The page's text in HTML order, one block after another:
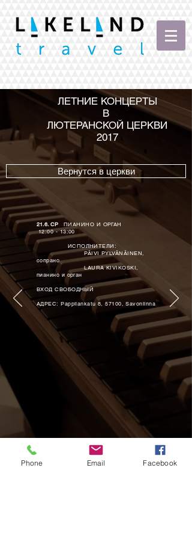
ЛЕТНИЕ КОНЦЕРТЫ
В
ЛЮТЕРАНСКОЙ ЦЕРКВИ
2017
21.6. СР
ПИАНИНО И ОРГАН
12:00 - 13:00
ИСПОЛНИТЕЛИ:
PÄIVI PYLVÄNÄINEN,
сопрано
LAURA KIVIKOSKI,
пианино и орган
ВХОД СВОБОДНЫЙ
АДРЕС: Pappilankatu 8, 57100, Savonlinna
Вернутся в церкви
Phone Email Facebook